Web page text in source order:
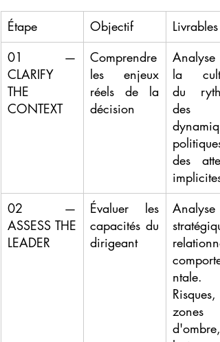
Étape Objectif
Livrables
01 —
CLARIFY
THE
CONTEXT
Comprendre
les enjeux
réels de la
décision
Analyse
la
du
des
politiques,
des
implicites
02 —
ASSESS THE
LEADER
Évaluer les
capacités du
dirigeant
Analyse
ntale.
Risques,
zones
d'ombre,